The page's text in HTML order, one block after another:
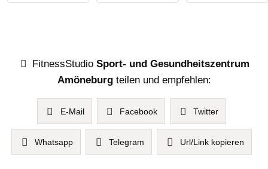
FitnessStudioSport- und Gesundheitszentrum
Amöneburgteilen und empfehlen:
E-Mail Facebook Twitter
Whatsapp Telegram Url/Link kopieren